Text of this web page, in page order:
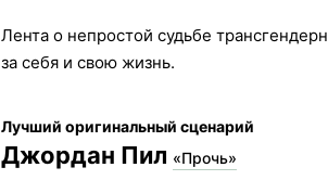
Лента о непростой судьбе
за себя и свою жизнь.
Лучший оригинальный сценарий
Джордан Пил «Прочь»